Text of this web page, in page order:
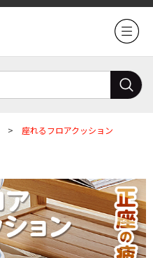
> 座れるフロアクッション